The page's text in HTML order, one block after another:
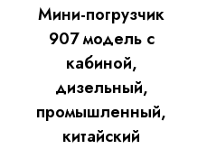
Мини-погрузчик
907 модель с
кабиной,
дизельный,
промышленный,
китайский